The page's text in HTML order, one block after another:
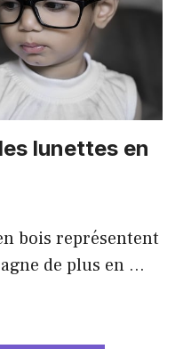
lunettes en
bois représentent
de plus en …